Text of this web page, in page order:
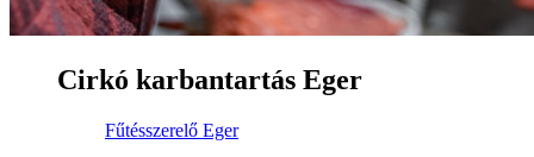
Cirkó karbantartás Eger
Fűtésszerelő Eger